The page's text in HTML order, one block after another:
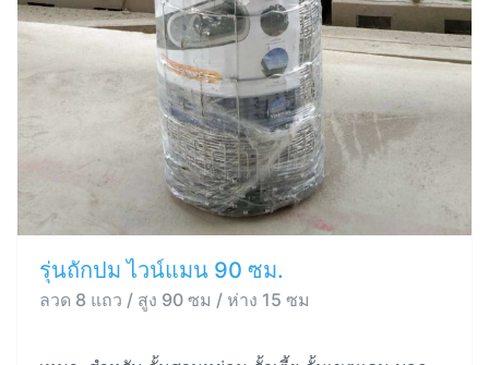
รุ่นถักปม ไวน์แมน 90 ซม.
ลวด 8 แถว / สูง 90 ซม / ห่าง 15 ซม